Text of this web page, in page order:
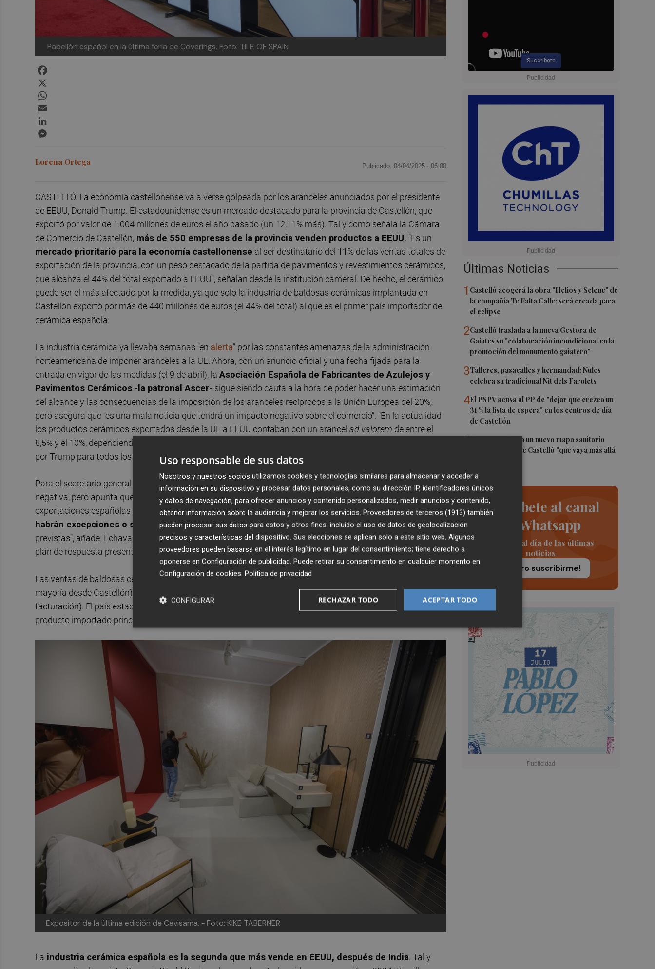
Pabellón español en la última feria de Coverings. Foto: TILE OF SPAIN
Suscríbete
Últimas Noticias
1 Castelló acogerá la obra "Helios y Selene" de
la compañía Te Falta Calle: será creada para
el eclipse
2Castelló traslada a la nueva Gestora de
Gaiates su "colaboración incondicional en la
promoción del monumento gaiatero"
3Talleres, pasacalles y hermandad: Nules
celebra su tradicional Nit dels Farolets
4El PSPV acusa al PP de "dejar que crezca un
31 % la lista de espera" en los centros de día
de Castellón
5El PSPV reclama un nuevo mapa sanitario
para la ciudad de Castelló "que vaya más allá
Suscríbete al canal
de Whatsapp
Siempre al día de las últimas
noticias
¡Quiero suscribirme!
Lorena Ortega Publicado: 04/04/2025 · 06:00
CASTELLÓ. La economía castellonense va a verse golpeada por los aranceles anunciados por el presidente
de EEUU, Donald Trump. El estadounidense es un mercado destacado para la provincia de Castellón, que
exportó por valor de 1.004 millones de euros el año pasado (un 12,11% más). Tal y como señala la Cámara
de Comercio de Castellón, más de 550 empresas de la provincia venden productos a EEUU. "Es un
mercado prioritario para la economía castellonense al ser destinatario del 11% de las ventas totales de
exportación de la provincia, con un peso destacado de la partida de pavimentos y revestimientos cerámicos,
que alcanza el 44% del total exportado a EEUU", señalan desde la institución cameral. De hecho, el cerámico
puede ser el más afectado por la medida, ya que solo la industria de baldosas cerámicas implantada en
Castellón exportó por más de 440 millones de euros (el 44% del total) al que es el primer país importador de
cerámica española.
La industria cerámica ya llevaba semanas "en alerta" por las constantes amenazas de la administración
norteamericana de imponer aranceles a la UE. Ahora, con un anuncio oficial y una fecha fijada para la
entrada en vigor de las medidas (el 9 de abril), la Asociación Española de Fabricantes de Azulejos y
Pavimentos Cerámicos -la patronal Ascer- sigue siendo cauta a la hora de poder hacer una estimación
del alcance y las consecuencias de la imposición de los aranceles recíprocos a la Unión Europea del 20%,
pero asegura que "es una mala noticia que tendrá un impacto negativo sobre el comercio". "En la actualidad
los productos cerámicos exportados desde la UE a EEUU contaban con un arancel ad valorem de entre el
8,5% y el 10%, dependiendo de la subpartida, al que ahora habrá que sumar el adicional del 20% anunciado
por Trump para todos los productos europeos", explican desde Ascer.
Para el secretario general de Ascer, Alberto Echavarría, la imposición de "aranceles indiscriminados" es
negativa, pero apunta que "es todavía muy precipitado tratar de cuantificar el impacto que tendrá en las
exportaciones españolas de cerámica". "Existen todavíamuchas incógnitas que despejar sobre si
habrán excepciones o si habrá un margen para negociarde aquí a la entrada en vigor de las medidas
previstas", añade. Echavarría estuvo presente ayer, como representante del sector, en la presentación del
plan de respuesta presentado por presidente del Gobierno, Pedro Sánchez.
Las ventas de baldosas cerámicas españolas a EEUU alcanzaron en 2024 la cifra de 470,2 millones (la
mayoría desde Castellón) y supusieron el 13,5% de las exportaciones totales del sector (el 9,8% del total de
facturación). El país estadounidense es el principal importador de cerámica a nivel mundial con el 70% de
producto importado principalmente de Italia, España, México, India, Turquía y Brasil, entre otros.
Expositor de la última edición de Cevisama. -Foto: KIKE TABERNER
La industria cerámica española es la segunda que más vende en EEUU, después de India. Tal y
Uso responsable de sus datos
Nosotros y nuestros socios utilizamos cookies y tecnologías similares para almacenar y acceder a
información en su dispositivo y procesar datos personales, como su dirección IP, identificadores únicos
y datos de navegación, para ofrecer anuncios y contenido personalizados, medir anuncios y contenido,
obtener información sobre la audiencia y mejorar los servicios. Proveedores de terceros (1913) también
pueden procesar sus datos para estos y otros fines, incluido el uso de datos de geolocalización
precisos y características del dispositivo. Sus elecciones se aplican solo a este sitio web. Algunos
proveedores pueden basarse en el interés legítimo en lugar del consentimiento; tiene derecho a
oponerse en Configuración de publicidad. Puede retirar su consentimiento en cualquier momento en
Configuración de cookies. Política de privacidad
ACEPTAR TODO
RECHAZAR TODO
CONFIGURAR